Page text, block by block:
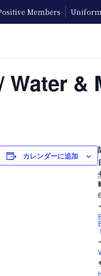
Members
/ Water
カレンダーに追加